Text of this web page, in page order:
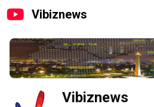
Vibiznews
Vibiznews